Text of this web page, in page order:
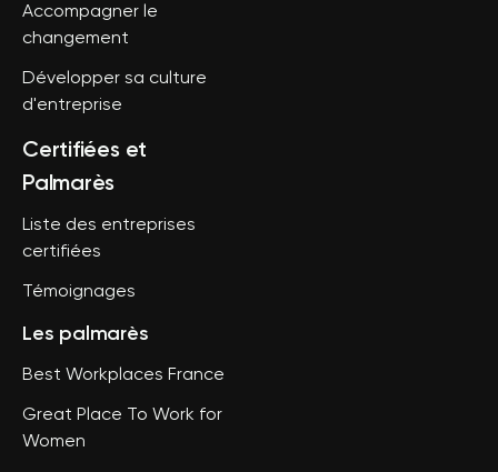
Accompagner le
changement
Développer sa culture
d'entreprise
Certifiées et
Palmarès
Liste des entreprises
certifiées
Témoignages
Les palmarès
Best Workplaces France
Great Place To Work for
Women